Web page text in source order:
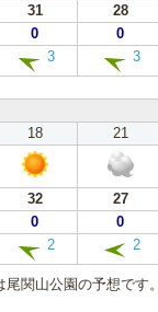
31
28
0
0
3 3
18
21
32
27
0
0
2 2
関山公園の予想です。